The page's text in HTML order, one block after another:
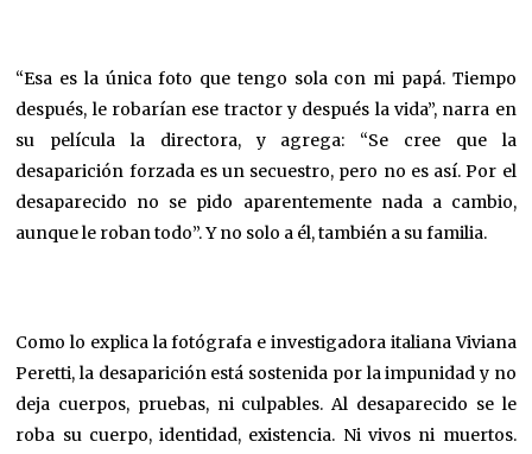
“Esa es la única foto que tengo sola con mi papá. Tiempo
después, le robarían ese tractor y después la vida”, narra en
su película la directora, y agrega: “Se cree que la
desaparición forzada es un secuestro, pero no es así. Por el
desaparecido no se pido aparentemente nada a cambio,
aunque le roban todo”. Y no solo a él, también a su familia.
Como lo explica la fotógrafa e investigadora italiana Viviana
Peretti, la desaparición está sostenida por la impunidad y no
deja cuerpos, pruebas, ni culpables. Al desaparecido se le
roba su cuerpo, identidad, existencia. Ni vivos ni muertos.